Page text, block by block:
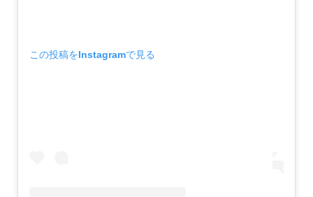
この投稿をInstagramで見る